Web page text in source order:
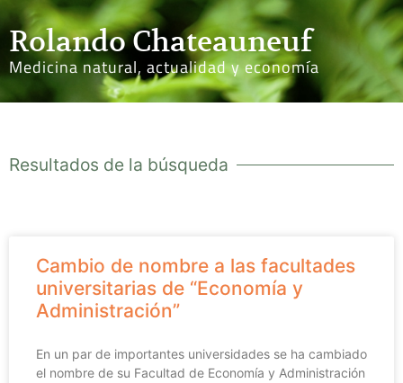
Rolando Chateauneuf
Medicina natural, actualidad y economía
Resultados de la búsqueda
Cambio de nombre a las facultades
universitarias de “Economía y
Administración”
En un par de importantes universidades se ha cambiado
el nombre de su Facultad de Economía y Administración